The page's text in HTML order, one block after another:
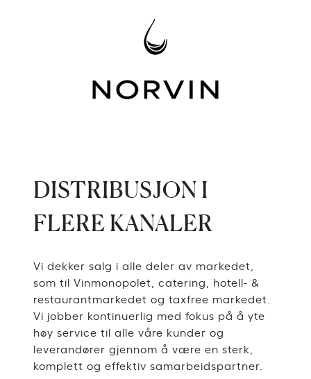
DISTRIBUSJON I
FLERE KANALER
Vi dekker salg i alle deler av markedet,
som til Vinmonopolet, catering, hotell- &
restaurantmarkedet og taxfree markedet.
Vi jobber kontinuerlig med fokus på å yte
høy service til alle våre kunder og
leverandører gjennom å være en sterk,
komplett og effektiv samarbeidspartner.